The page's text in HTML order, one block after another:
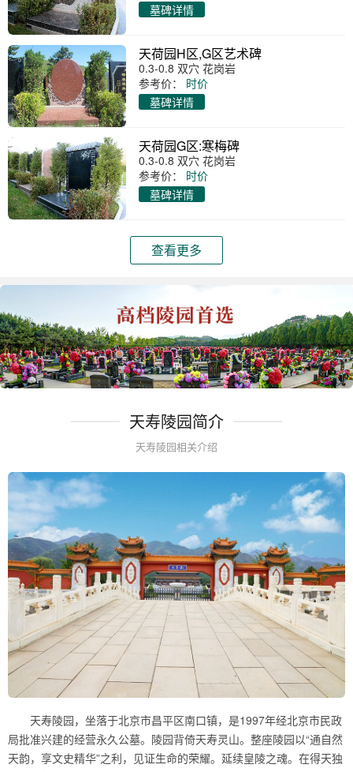
墓碑详情
天荷园H区,G区艺术碑
0.3-0.8 双穴 花岗岩
参考价：
时价
墓碑详情
天荷园G区:寒梅碑
0.3-0.8 双穴 花岗岩
参考价：
时价
墓碑详情
查看更多
天寿陵园简介
天寿陵园相关介绍
天寿陵园，坐落于北京市昌平区南口镇，是1997年经北京市民政
局批准兴建的经营永久公墓。陵园背倚天寿灵山。整座陵园以“通自然
天韵，享文史精华”之利，见证生命的荣耀。延续皇陵之魂。在得天独